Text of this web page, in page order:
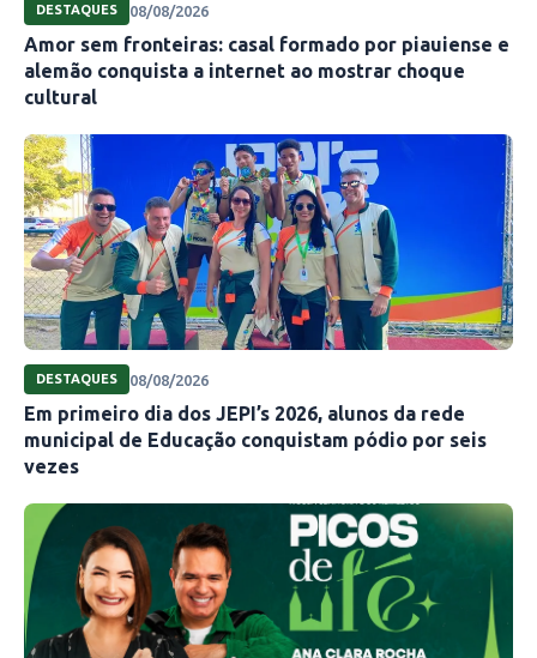
DESTAQUES 08/08/2026
Amor sem fronteiras: casal formado por piauiense e
alemão conquista a internet ao mostrar choque
cultural
DESTAQUES 08/08/2026
Em primeiro dia dos JEPI’s 2026, alunos da rede
municipal de Educação conquistam pódio por seis
vezes